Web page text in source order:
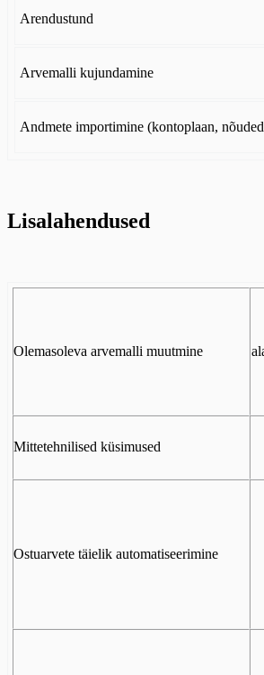
Arendustund
Arvemalli kujundamine
Andmete importimine (kontoplaan,
Lisalahendused
Olemasoleva arvemalli muutmine
Mittetehnilised küsimused
Ostuarvete täielik automatiseerimine